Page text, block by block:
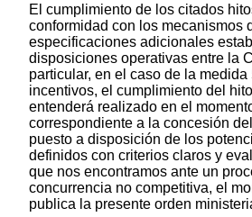
El cumplimiento de los citados
conformidad con los mecanismos
especificaciones adicionales
disposiciones operativas entre la
particular, en el caso de la medida
incentivos, el cumplimiento del
entenderá realizado en el
correspondiente a la concesión
puesto a disposición de los
definidos con criterios claros y
que nos encontramos ante un
concurrencia no competitiva, el
publica la presente orden